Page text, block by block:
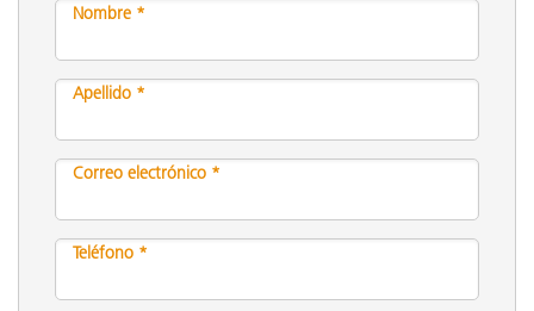
Nombre *
Apellido *
Correo electrónico *
Teléfono *